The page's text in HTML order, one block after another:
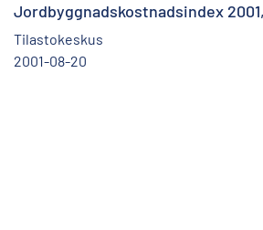
Jordbyggnadskostnadsindex
Tilastokeskus
2001-08-20